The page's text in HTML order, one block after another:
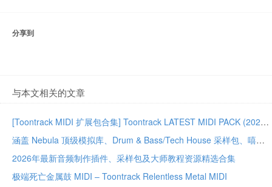
分享到
与本文相关的文章
[Toontrack MIDI 扩展包合集] Toontrack LATEST MIDI PACK (2026年7月最新精选合集)
涵盖 Nebula 顶级模拟库、Drum & Bass/Tech House 采样包、嘻哈鼓组 以及 电影音效 的综合资源合集。
2026年最新音频制作插件、采样包及大师教程资源精选合集
极端死亡金属鼓 MIDI – Toontrack Relentless Metal MIDI